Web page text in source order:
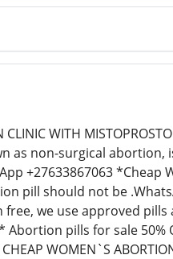
WITH
as non-surgical abortion,
+27633867063 *Cheap
pill should not be
we use approved pills
Abortion pills for sale
WOMEN`S